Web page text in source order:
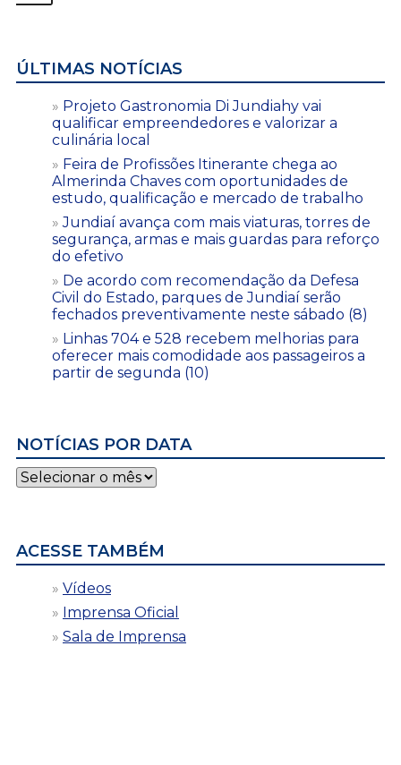
ÚLTIMAS NOTÍCIAS
Projeto Gastronomia Di Jundiahy vai
qualificar empreendedores e valorizar a
culinária local
Feira de Profissões Itinerante chega ao
Almerinda Chaves com oportunidades de
estudo, qualificação e mercado de trabalho
Jundiaí avança com mais viaturas, torres de
segurança, armas e mais guardas para reforço
do efetivo
De acordo com recomendação da Defesa
Civil do Estado, parques de Jundiaí serão
fechados preventivamente neste sábado (8)
Linhas 704 e 528 recebem melhorias para
oferecer mais comodidade aos passageiros a
partir de segunda (10)
NOTÍCIAS POR DATA
Notícias
por
ACESSE TAMBÉM
Vídeos
Imprensa Oficial
Sala de Imprensa